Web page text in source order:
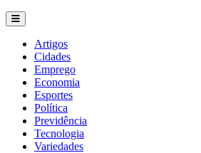
Artigos
Cidades
Emprego
Economia
Esportes
Política
Previdência
Tecnologia
Variedades